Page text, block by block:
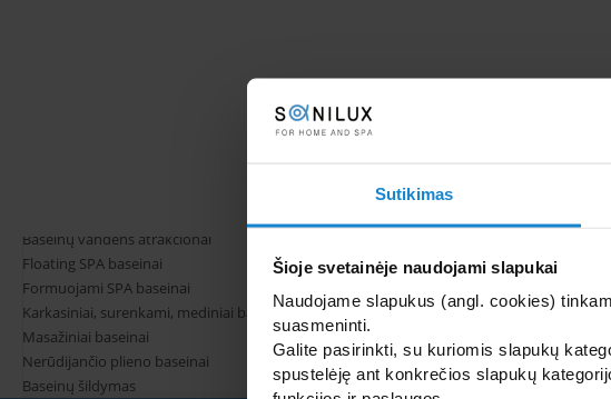
Sutikimas
Šioje svetainėje naudojami slapukai
Naudojame slapukus (angl. cookies)
suasmeninti.
Galite pasirinkti, su kuriomis slapukų
spustelėję ant konkrečios slapukų
EKO – NATŪRALŪS BIO BASEINAI IR TVENKINIAI
Baseinų vandens atrakcionai
Floating SPA baseinai
Formuojami SPA baseinai
Karkasiniai, surenkami, mediniai baseinai
Masažiniai baseinai
Nerūdijančio plieno baseinai
Baseinų šildymas